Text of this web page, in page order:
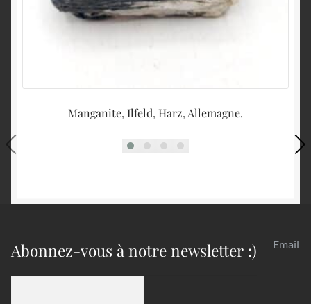
Manganite, Ilfeld, Harz, Allemagne.
Abonnez-vous à notre newsletter :) Email